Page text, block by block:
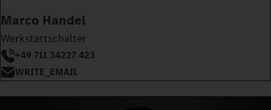
Marco Handel
Werkstattschalter
+49 711 34227 423
WRITE_EMAIL